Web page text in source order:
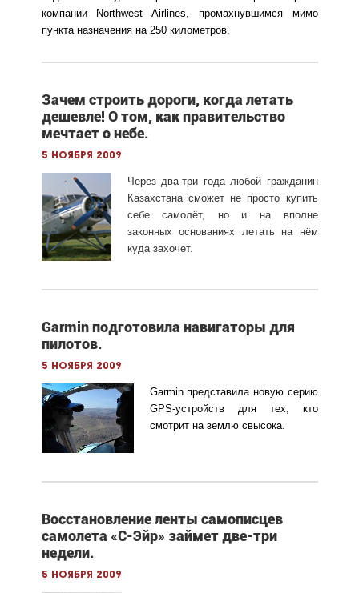
компании Northwest Airlines, промахнувшимся мимо
пункта назначения на 250 километров.
Зачем строить дороги, когда летать
дешевле! О том, как правительство
мечтает о небе.
5 ноября 2009
Через два-три года любой гражданин
Казахстана сможет не просто купить
себе самолёт, но и на вполне
законных основаниях летать на нём
куда захочет.
Garmin подготовила навигаторы для
пилотов.
5 ноября 2009
Garmin представила новую серию
GPS-устройств для тех, кто
смотрит на землю свысока.
Восстановление ленты самописцев
самолета «С-Эйр» займет две-три
недели.
5 ноября 2009